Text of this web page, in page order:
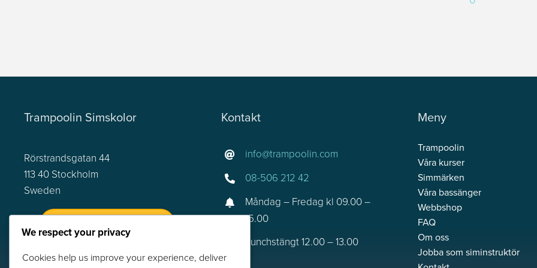
Trampoolin Simskolor
Rörstrandsgatan 44
113 40 Stockholm
Sweden
Kontakt
info@trampoolin.com
08-506 212 42
Måndag – Fredag kl 09.00 –
15.00
Lunchstängt 12.00 – 13.00
Meny
Trampoolin
Våra kurser
Simmärken
Våra bassänger
Webbshop
FAQ
Om oss
Jobba som siminstruktör
We respect your privacy
Cookies help us improve your experience, deliver